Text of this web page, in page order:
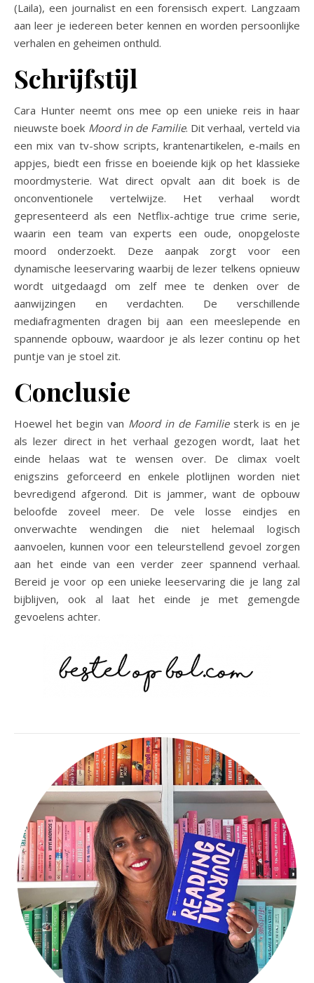
(Laila), een journalist en een forensisch expert. Langzaam
aan leer je iedereen beter kennen en worden persoonlijke
verhalen en geheimen onthuld.
Schrijfstijl
Cara Hunter neemt ons mee op een unieke reis in haar
nieuwste boek Moord in de Familie. Dit verhaal, verteld via
een mix van tv-show scripts, krantenartikelen, e-mails en
appjes, biedt een frisse en boeiende kijk op het klassieke
moordmysterie. Wat direct opvalt aan dit boek is de
onconventionele vertelwijze. Het verhaal wordt
gepresenteerd als een Netflix-achtige true crime serie,
waarin een team van experts een oude, onopgeloste
moord onderzoekt. Deze aanpak zorgt voor een
dynamische leeservaring waarbij de lezer telkens opnieuw
wordt uitgedaagd om zelf mee te denken over de
aanwijzingen en verdachten. De verschillende
mediafragmenten dragen bij aan een meeslepende en
spannende opbouw, waardoor je als lezer continu op het
puntje van je stoel zit.
Conclusie
Hoewel het begin van Moord in de Familiesterk is en je
als lezer direct in het verhaal gezogen wordt, laat het
einde helaas wat te wensen over. De climax voelt
enigszins geforceerd en enkele plotlijnen worden niet
bevredigend afgerond. Dit is jammer, want de opbouw
beloofde zoveel meer. De vele losse eindjes en
onverwachte wendingen die niet helemaal logisch
aanvoelen, kunnen voor een teleurstellend gevoel zorgen
aan het einde van een verder zeer spannend verhaal​.
Bereid je voor op een unieke leeservaring die je lang zal
bijblijven, ook al laat het einde je met gemengde
gevoelens achter.